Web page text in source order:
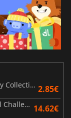
Street Fighter 30th Anniversary Collection 2.85€
Ultra Street Fighter 2 The Final Challengers 14.62€